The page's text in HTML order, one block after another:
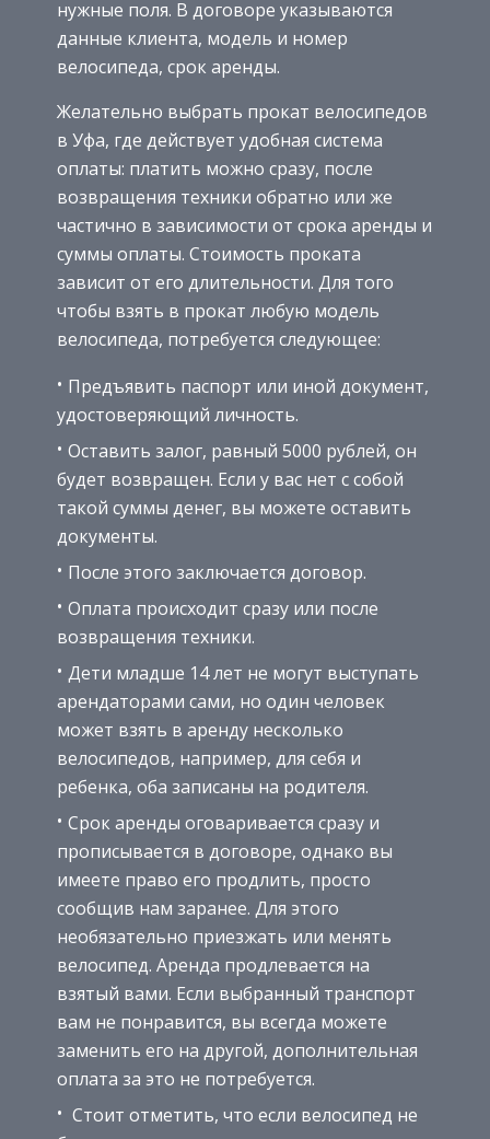
нужные поля. В договоре указываются
данные клиента, модель и номер
велосипеда, срок аренды.
Желательно выбрать прокат велосипедов
в Уфа, где действует удобная система
оплаты: платить можно сразу, после
возвращения техники обратно или же
частично в зависимости от срока аренды и
суммы оплаты. Стоимость проката
зависит от его длительности. Для того
чтобы взять в прокат любую модель
велосипеда, потребуется следующее:
Предъявить паспорт или иной документ,
удостоверяющий личность.
Оставить залог, равный 5000 рублей, он
будет возвращен. Если у вас нет с собой
такой суммы денег, вы можете оставить
документы.
После этого заключается договор.
Оплата происходит сразу или после
возвращения техники.
Дети младше 14 лет не могут выступать
арендаторами сами, но один человек
может взять в аренду несколько
велосипедов, например, для себя и
ребенка, оба записаны на родителя.
Срок аренды оговаривается сразу и
прописывается в договоре, однако вы
имеете право его продлить, просто
сообщив нам заранее. Для этого
необязательно приезжать или менять
велосипед. Аренда продлевается на
взятый вами. Если выбранный транспорт
вам не понравится, вы всегда можете
заменить его на другой, дополнительная
оплата за это не потребуется.
Стоит отметить, что если велосипед не